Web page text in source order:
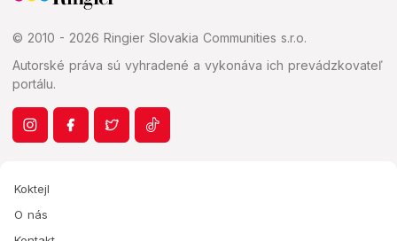
© 2010 - 2026 Ringier Slovakia Communities s.r.o.
Autorské práva sú vyhradené a vykonáva ich prevádzkovateľ
portálu.
Koktejl
O nás